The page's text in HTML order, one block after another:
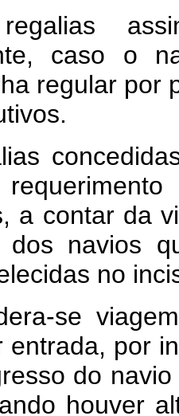
caso o
regular por
a contar da
navios
no
se
entrada, por
do
houver